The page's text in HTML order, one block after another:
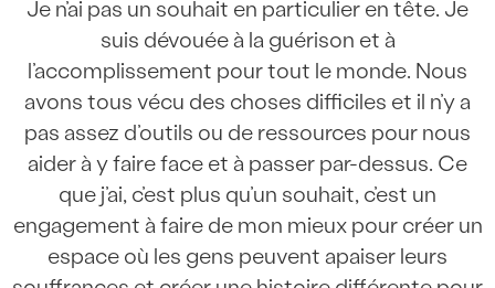
Je n’ai pas un souhait en particulier en tête. Je
suis dévouée à la guérison et à
l’accomplissement pour tout le monde. Nous
avons tous vécu des choses difficiles et il n’y a
pas assez d’outils ou de ressources pour nous
aider à y faire face et à passer par-dessus. Ce
que j’ai, c’est plus qu’un souhait, c’est un
engagement à faire de mon mieux pour créer un
espace où les gens peuvent apaiser leurs